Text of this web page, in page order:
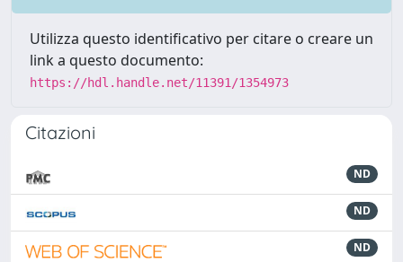
Utilizza questo identificativo per citare o creare un
link a questo documento:
https://hdl.handle.net/11391/1354973
Citazioni
ND
ND
ND